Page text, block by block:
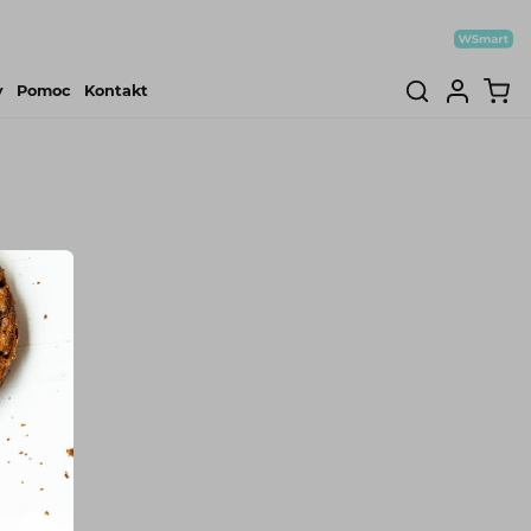
Pomoc Kontakt